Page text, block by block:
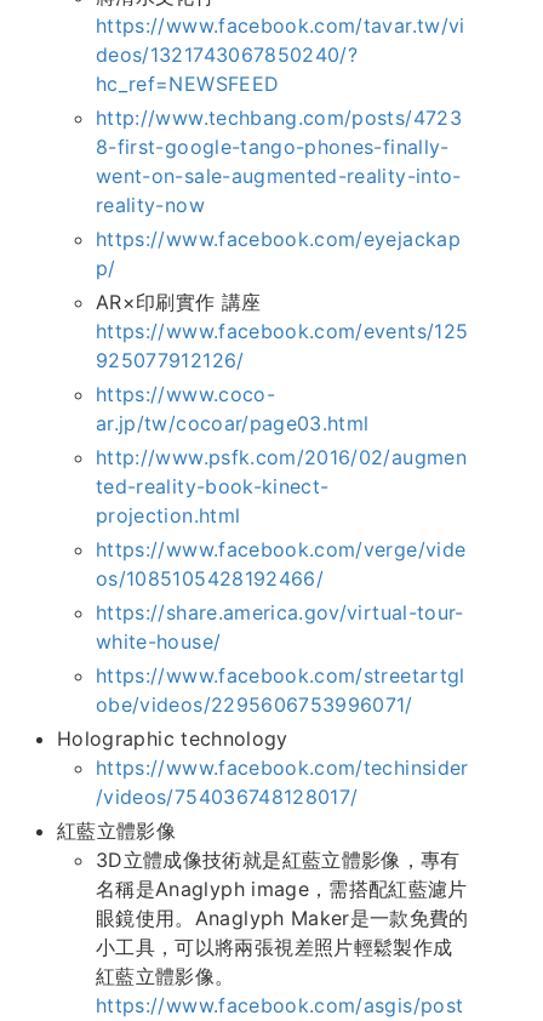
https://www.facebook.com/tavar.tw/vi
deos/1321743067850240/?
hc_ref=NEWSFEED
http://www.techbang.com/posts/4723
8-first-google-tango-phones-finally-
went-on-sale-augmented-reality-into-
reality-now
https://www.facebook.com/eyejackap
p/
AR×印刷實作 講座
https://www.facebook.com/events/125
925077912126/
https://www.coco-
ar.jp/tw/cocoar/page03.html
http://www.psfk.com/2016/02/augmen
ted-reality-book-kinect-
projection.html
https://www.facebook.com/verge/vide
os/1085105428192466/
https://share.america.gov/virtual-tour-
white-house/
https://www.facebook.com/streetartgl
obe/videos/2295606753996071/
Holographic technology
https://www.facebook.com/techinsider
/videos/754036748128017/
紅藍立體影像
3D立體成像技術就是紅藍立體影像，專有
名稱是Anaglyph image，需搭配紅藍濾片
眼鏡使用。Anaglyph Maker是一款免費的
小工具，可以將兩張視差照片輕鬆製作成
紅藍立體影像。
https://www.facebook.com/asgis/post